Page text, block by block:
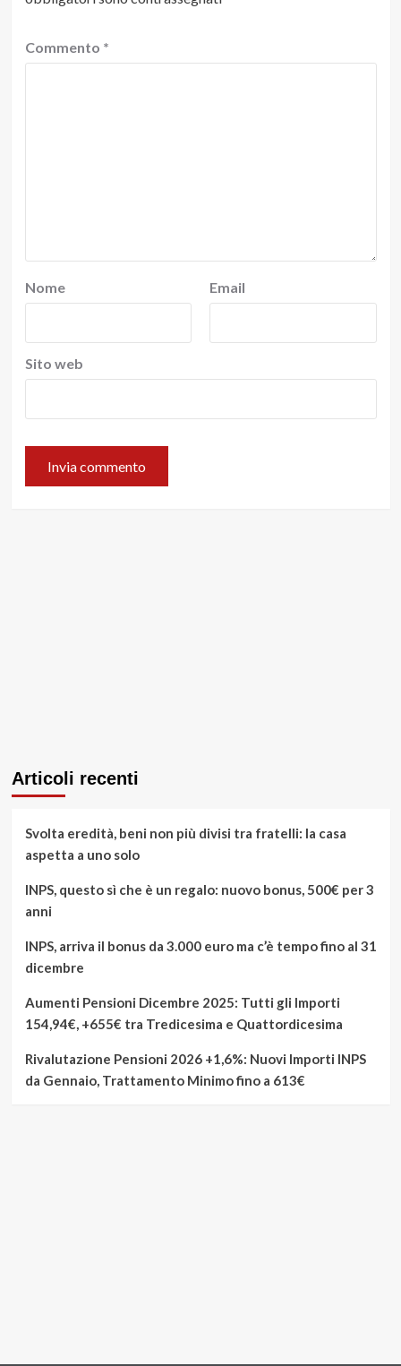
Commento *
Nome Email
Sito web
Articoli recenti
Svolta eredità, beni non più divisi tra fratelli: la casa
aspetta a uno solo
INPS, questo sì che è un regalo: nuovo bonus, 500€ per 3
anni
INPS, arriva il bonus da 3.000 euro ma c’è tempo fino al 31
dicembre
Aumenti Pensioni Dicembre 2025: Tutti gli Importi
154,94€, +655€ tra Tredicesima e Quattordicesima
Rivalutazione Pensioni 2026 +1,6%: Nuovi Importi INPS
da Gennaio, Trattamento Minimo fino a 613€